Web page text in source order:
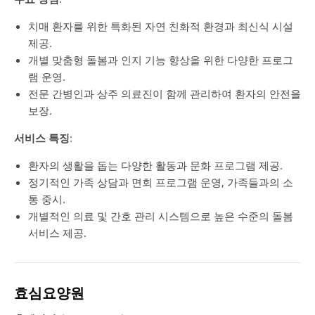
치매 환자를 위한 특화된 자연 친화적 환경과 최신식 시설
제공.
개별 맞춤형 돌봄과 인지 기능 향상을 위한 다양한 프로그
램 운영.
전문 간병인과 상주 의료진이 함께 관리하여 환자의 안전을
보장.
서비스 특징:
환자의 생활을 돕는 다양한 활동과 문화 프로그램 제공.
정기적인 가족 상담과 면회 프로그램 운영, 가족들과의 소
통 중시.
개별적인 의료 및 간호 관리 시스템으로 높은 수준의 돌봄
서비스 제공.
효심요양원